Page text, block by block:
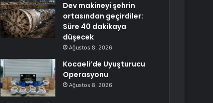
Dev makineyi şehrin
ortasından geçirdiler:
Süre 40 dakikaya
düşecek
Ağustos 8, 2026
Kocaeli’de Uyuşturucu
Operasyonu
Ağustos 8, 2026